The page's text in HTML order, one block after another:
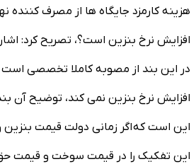
هزینه کارمزد جایگاه ها از مصرف کننده
افزایش نرخ بنزین است؟، تصریح کرد:
در این بند از مصوبه کاملا تخصصی است
افزایش نرخ بنزین نمی کند، توضیح آن
این است که اگر زمانی دولت قیمت بنزین و
این تفکیک را در قیمت سوخت و قیمت حق